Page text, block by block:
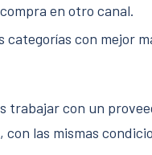
en otro canal.
categorías con mejor
trabajar con un
las mismas